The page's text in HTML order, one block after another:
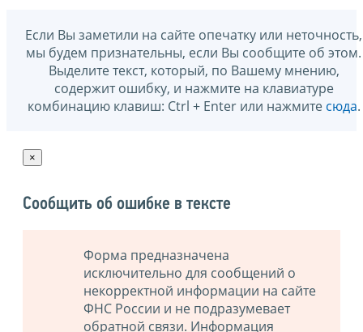
Если Вы заметили на сайте опечатку или неточность,
мы будем признательны, если Вы сообщите об этом.
Выделите текст, который, по Вашему мнению,
содержит ошибку, и нажмите на клавиатуре
комбинацию клавиш: Ctrl + Enter или нажмите сюда.
×
Сообщить об ошибке в тексте
Форма предназначена
исключительно для сообщений о
некорректной информации на сайте
ФНС России и не подразумевает
обратной связи. Информация